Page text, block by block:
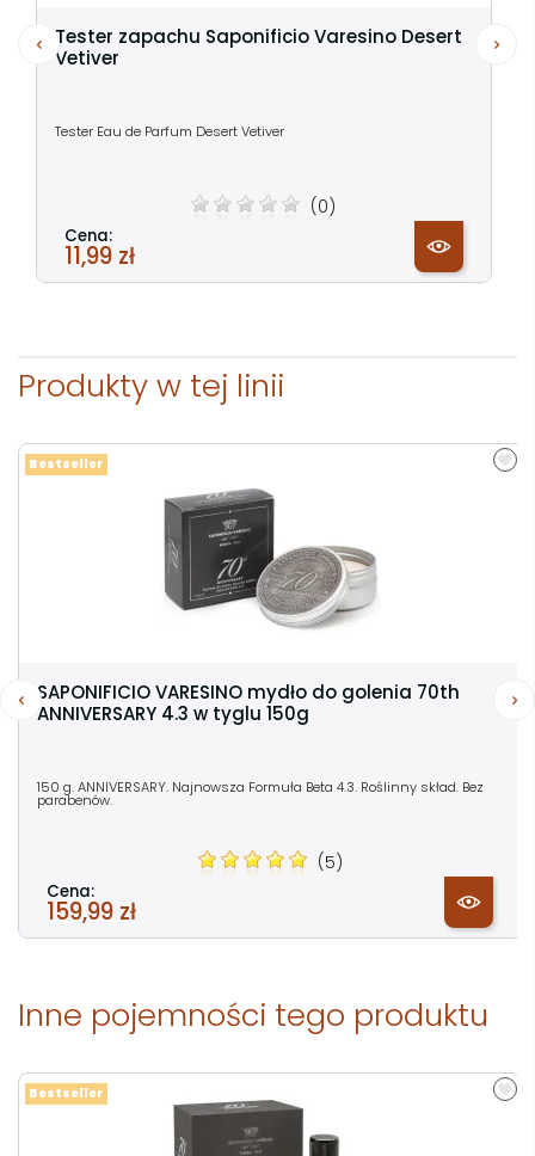
Tester zapachu Saponificio Varesino Desert
Vetiver
Tester Eau de Parfum Desert Vetiver
(0)
Cena:
11,99 zł
Produkty w tej linii
SAPONIFICIO VARESINO mydło do golenia 70th
ANNIVERSARY 4.3 w tyglu 150g
150 g. ANNIVERSARY. Najnowsza Formuła Beta 4.3. Roślinny skład. Bez
parabenów.
(5)
Cena:
159,99 zł
Bestseller
Inne pojemności tego produktu
Bestseller